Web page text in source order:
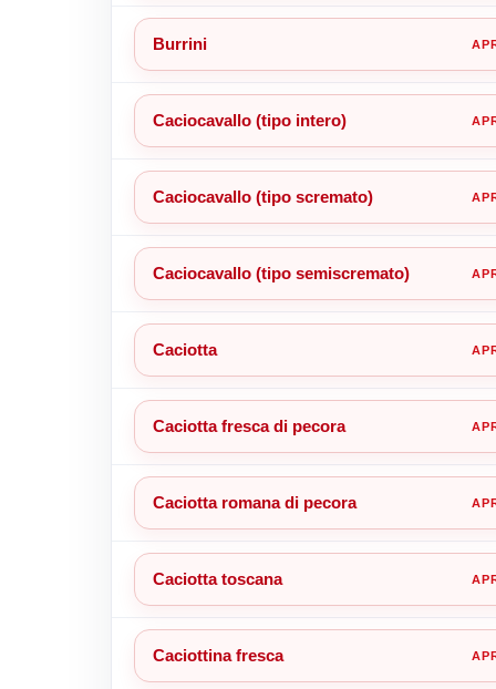
Burrini
Caciocavallo (tipo intero)
Caciocavallo (tipo scremato)
Caciocavallo (tipo semiscremato)
Caciotta
Caciotta fresca di pecora
Caciotta romana di pecora
Caciotta toscana
Caciottina fresca